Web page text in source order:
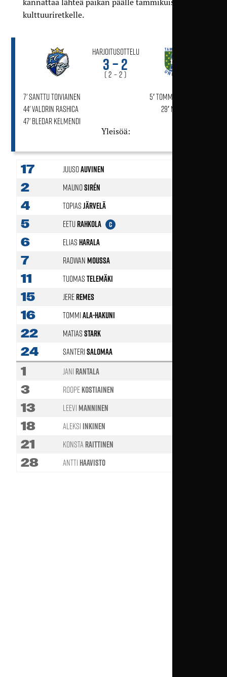
kulttuuriretkelle.
Harjoitusottelu
3 – 2
( 2 – 2 )
5′ Tommi Ala-Hakuni
29′ Mauno Sirén
7' Santtu Toiviainen
44' Valdrin Rashica
47' Bledar Kelmendi
Yleisöä:
17 JuusoAuvinen
2 MaunoSirén
4 TopiasJärvelä
5 EetuRahkola C
6 EliasHarala
7 RadwanMoussa
11 TuomasTelemäki
15 JereRemes
16 TommiAla-Hakuni
22 MatiasStark
24 SanteriSalomaa
1 JaniRantala
3 RoopeKostiainen
13 LeeviManninen
18 Aleksi Inkinen
21 KonstaRaittinen
28 AnttiHaavisto